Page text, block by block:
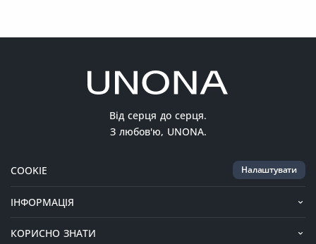
Від серця до серця.
З любов'ю, UNONA.
COOKIE Налаштувати
ІНФОРМАЦІЯ
КОРИСНО ЗНАТИ